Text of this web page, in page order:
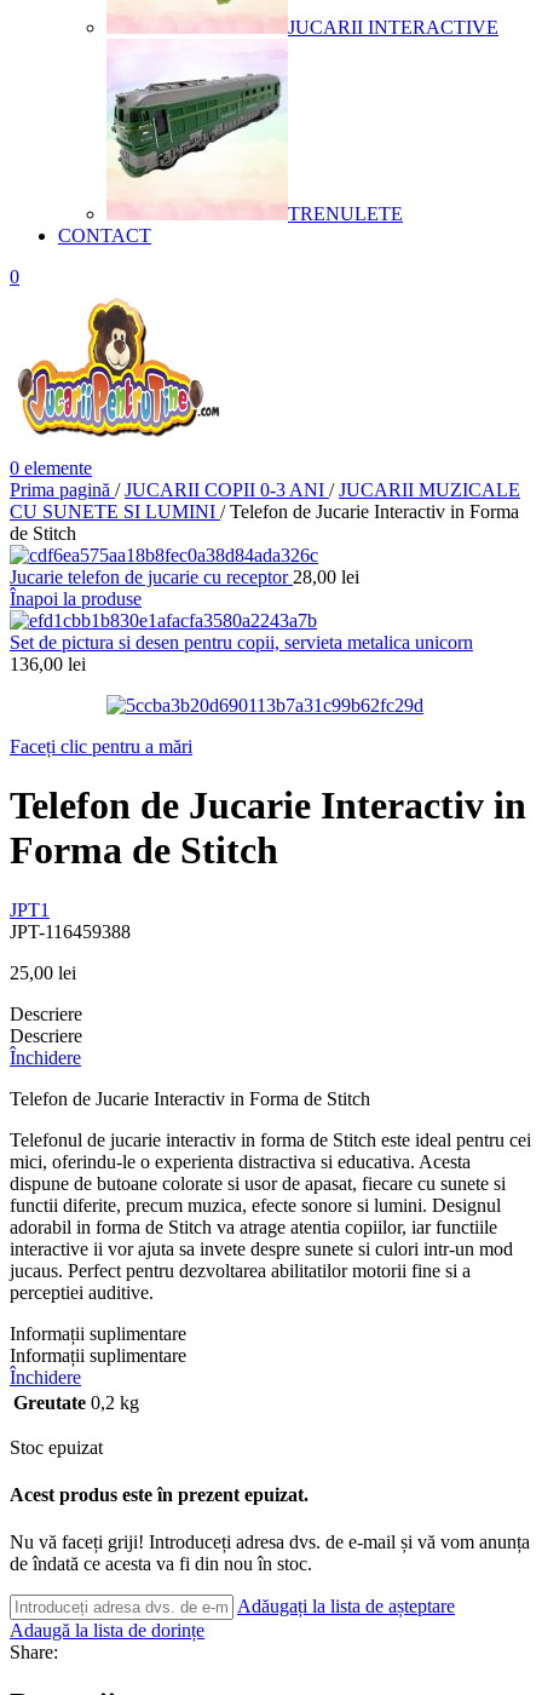
JUCARII INTERACTIVE
TRENULETE
CONTACT
0
0 elemente
Prima pagină / JUCARII COPII 0-3 ANI / JUCARII MUZICALE
CU SUNETE SI LUMINI / Telefon de Jucarie Interactiv in Forma
de Stitch
Jucarie telefon de jucarie cu receptor 28,00 lei
Înapoi la produse
Set de pictura si desen pentru copii, servieta metalica unicorn
136,00 lei
Faceți clic pentru a mări
Telefon de Jucarie Interactiv in
Forma de Stitch
JPT1
JPT-116459388
25,00 lei
Descriere
Descriere
Închidere
Telefon de Jucarie Interactiv in Forma de Stitch
Telefonul de jucarie interactiv in forma de Stitch este ideal pentru cei
mici, oferindu-le o experienta distractiva si educativa. Acesta
dispune de butoane colorate si usor de apasat, fiecare cu sunete si
functii diferite, precum muzica, efecte sonore si lumini. Designul
adorabil in forma de Stitch va atrage atentia copiilor, iar functiile
interactive ii vor ajuta sa invete despre sunete si culori intr-un mod
jucaus. Perfect pentru dezvoltarea abilitatilor motorii fine si a
perceptiei auditive.
Informații suplimentare
Informații suplimentare
Închidere
Greutate 0,2 kg
Stoc epuizat
Acest produs este în prezent epuizat.
Nu vă faceți griji! Introduceți adresa dvs. de e-mail și vă vom anunța
de îndată ce acesta va fi din nou în stoc.
Adăugați la lista de așteptare
Adaugă la lista de dorințe
Share: